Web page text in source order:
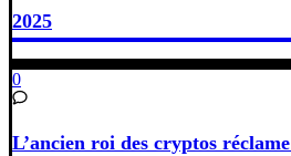
2025
0
L’ancien roi des cryptos